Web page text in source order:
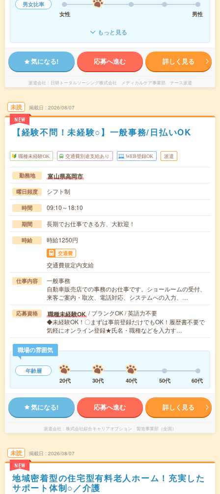
男女比率
女性
男性
もっと見る
気になる! 応募へ進む 詳しく見る
派遣会社 日研トータルソーシング株式会社 メディカルケア事業部 ナース派遣
未読
NEW
掲載日 2026/08/07
【経験不問！未経験○】一般事務/日払いOK
職種未経験OK 交通費別途支給あり WEB登録OK 派遣
勤務地 富山県高岡市
曜日頻度 シフト制
時間 09:10～18:10
期間 長期でお仕事できる方、大歓迎！
時給 時給1250円
交通費
交通費規定内支給
仕事内容
一般事務
自動車販売店での事務のお仕事です。ショールームの受付、
来客ご案内・取次、電話対応、システムへの入力、…
応募資格 職種未経験OK / ブランクOK / 英語力不要
◆未経験OK！〇まずは事前登録だけでもOK！履歴書不要で
気軽にオンライン登録★氏名・職種などを入力す…
職場の雰囲気
年齢層
20代
30代 40代 50代 60代
気になる! 応募へ進む 詳しく見る
派遣会社 株式会社綜合キャリアオプション 製造事業部（全国）
未読
NEW
掲載日 2026/08/07
地域密着型の住宅型有料老人ホーム！充実した
サポート体制○／介護